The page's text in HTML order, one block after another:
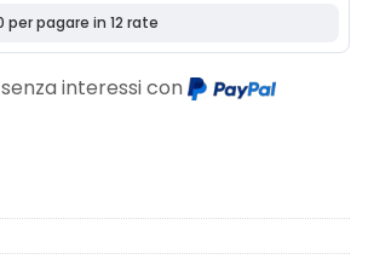
senza interessi con